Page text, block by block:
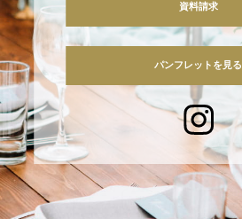
資料請求
パンフレットを見る